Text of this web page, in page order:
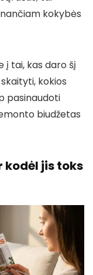
kokybės
į tai, kas daro šį
kokios
pasinaudoti
biudžetas
kodėl jis toks